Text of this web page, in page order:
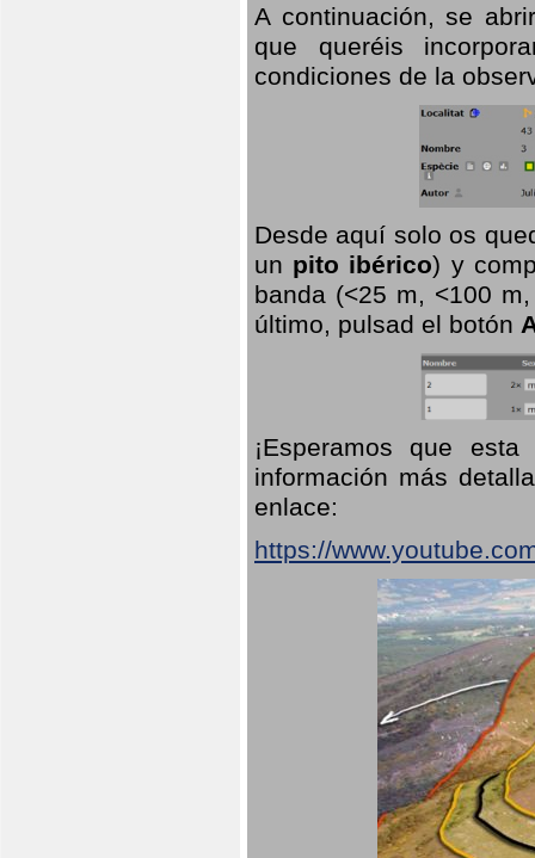
A continuación, se
que queréis
condiciones de la
Desde aquí solo os
un pito ibérico) y
banda (<25 m, <100
último, pulsad el botón
¡Esperamos que
información más
enlace:
https://